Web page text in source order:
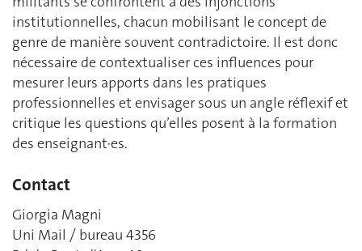
institutionnelles, chacun mobilisant le concept de
genre de manière souvent contradictoire. Il est donc
nécessaire de contextualiser ces influences pour
mesurer leurs apports dans les pratiques
professionnelles et envisager sous un angle réflexif et
critique les questions qu’elles posent à la formation
des enseignant·es.
Contact
Giorgia Magni
Uni Mail / bureau 4356